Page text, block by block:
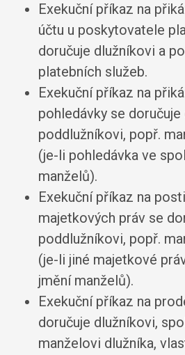
Exekuční příkaz na
účtu u poskytovatele
doručuje dlužníkovi a
platebních služeb.
Exekuční příkaz na
pohledávky se
poddlužníkovi, popř.
(je-li pohledávka ve
manželů).
Exekuční příkaz na
majetkových práv se
poddlužníkovi, popř.
(je-li jiné majetkové
jmění manželů).
Exekuční příkaz na
doručuje dlužníkovi,
manželovi dlužníka,